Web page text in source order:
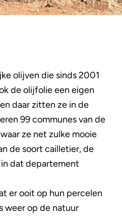
olijven die sinds 2001
de olijfolie een eigen
daar zitten ze in de
99 communes van de
ze net zulke mooie
de soort cailletier, de
in dat departement
er ooit op hun percelen
weer op de natuur